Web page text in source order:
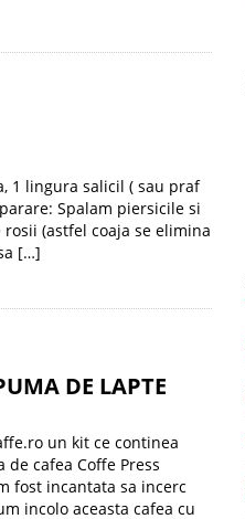
1 lingura salicil ( sau praf
Spalam piersicile si
(astfel coaja se elimina
[…]
DE LAPTE
un kit ce continea
cafea Coffe Press
fost incantata sa incerc
incolo aceasta cafea cu